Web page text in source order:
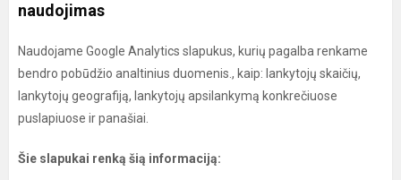
naudojimas
Naudojame Google Analytics slapukus, kurių pagalba renkame
bendro pobūdžio analtinius duomenis., kaip: lankytojų skaičių,
lankytojų geografiją, lankytojų apsilankymą konkrečiuose
puslapiuose ir panašiai.
Šie slapukai renką šią informaciją: